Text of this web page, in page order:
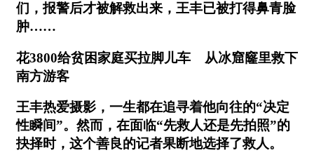
们，报警后才被解救出来，王丰已被打得鼻青脸
肿……
花3800给贫困家庭买拉脚儿车 从冰窟窿里救下
南方游客
王丰热爱摄影，一生都在追寻着他向往的“决定
性瞬间”。然而，在面临“先救人还是先拍照”的
抉择时，这个善良的记者果断地选择了救人。